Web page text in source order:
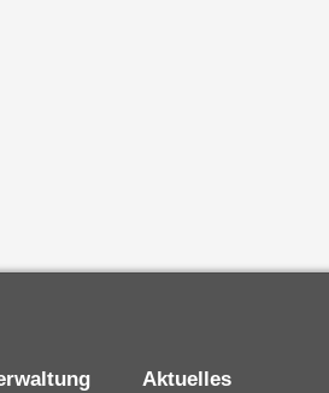
Aktuelles